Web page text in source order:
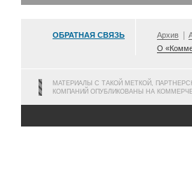
ОБРАТНАЯ СВЯЗЬ Архив
О
МАТЕРИАЛЫ С ТАКОЙ МЕТКОЙ,
КОМПАНИЙ ОПУБЛИКОВАНЫ НА